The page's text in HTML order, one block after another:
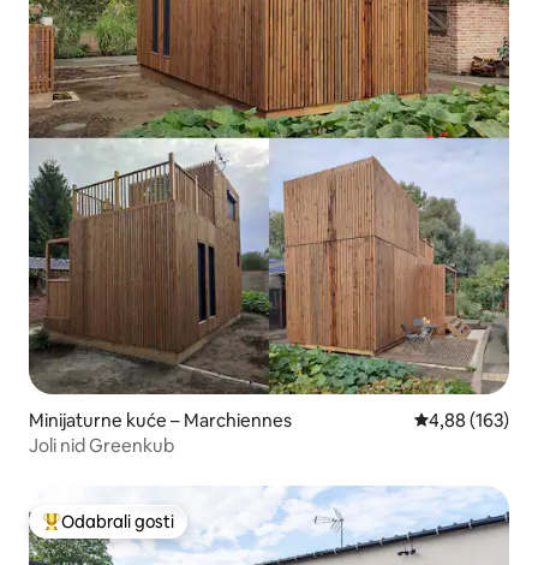
Minijaturne kuće – Marchiennes Prosječna
4,88 (163)
Joli nid Greenkub
Među najviše rangiranima s oznakom „Odabrali gosti”
Odabrali gosti